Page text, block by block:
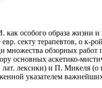
особого образа жизни
секту терапевтов, о к-
множества обзорных
основных аскетико-
лат. лексики) и П. Микеля
указателем важнейших